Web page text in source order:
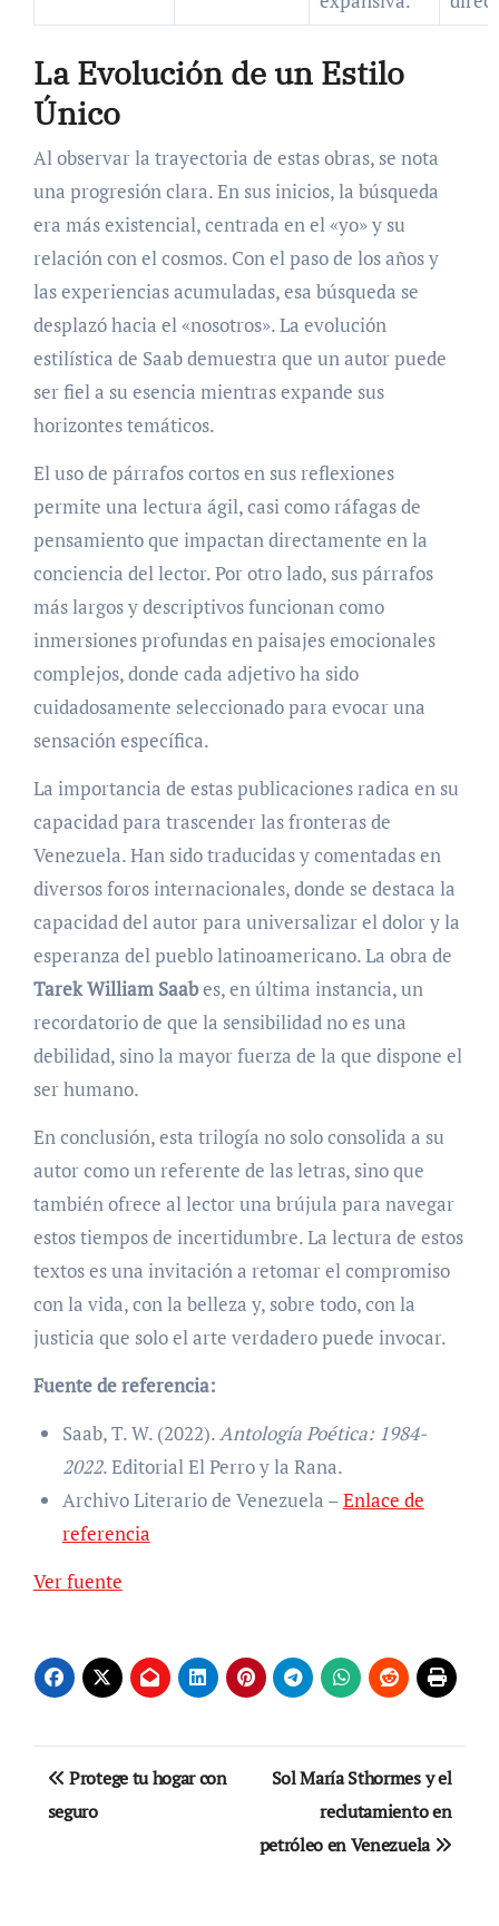
La Evolución de un Estilo
Único
Al observar la trayectoria de estas obras, se nota
una progresión clara. En sus inicios, la búsqueda
era más existencial, centrada en el «yo» y su
relación con el cosmos. Con el paso de los años y
las experiencias acumuladas, esa búsqueda se
desplazó hacia el «nosotros». La evolución
estilística de Saab demuestra que un autor puede
ser fiel a su esencia mientras expande sus
horizontes temáticos.
El uso de párrafos cortos en sus reflexiones
permite una lectura ágil, casi como ráfagas de
pensamiento que impactan directamente en la
conciencia del lector. Por otro lado, sus párrafos
más largos y descriptivos funcionan como
inmersiones profundas en paisajes emocionales
complejos, donde cada adjetivo ha sido
cuidadosamente seleccionado para evocar una
sensación específica.
La importancia de estas publicaciones radica en su
capacidad para trascender las fronteras de
Venezuela. Han sido traducidas y comentadas en
diversos foros internacionales, donde se destaca la
capacidad del autor para universalizar el dolor y la
esperanza del pueblo latinoamericano. La obra de
Tarek William Saabes, en última instancia, un
recordatorio de que la sensibilidad no es una
debilidad, sino la mayor fuerza de la que dispone el
ser humano.
En conclusión, esta trilogía no solo consolida a su
autor como un referente de las letras, sino que
también ofrece al lector una brújula para navegar
estos tiempos de incertidumbre. La lectura de estos
textos es una invitación a retomar el compromiso
con la vida, con la belleza y, sobre todo, con la
justicia que solo el arte verdadero puede invocar.
Fuente de referencia:
Saab, T. W. (2022).Antología Poética: 1984-
2022. Editorial El Perro y la Rana.
Archivo Literario de Venezuela –Enlace de
referencia
Navegación
entradas
Ver fuente
Navegación
de
Protege tu hogar con
seguro
Sol María Sthormes y el
reclutamiento en
petróleo en Venezuela